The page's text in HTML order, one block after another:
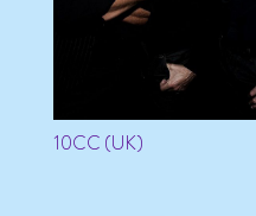
10CC (UK)